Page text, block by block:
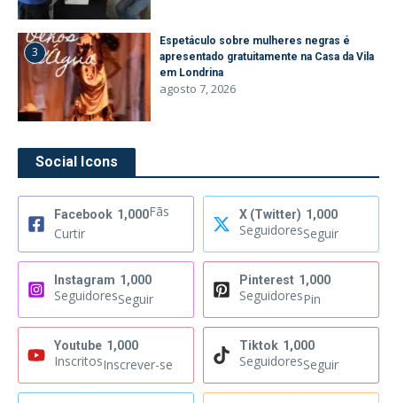
3
Espetáculo sobre mulheres negras é
apresentado gratuitamente na Casa da Vila
em Londrina
agosto 7, 2026
Social Icons
Facebook 1,000Fãs
Curtir
X (Twitter) 1,000
SeguidoresSeguir
Instagram 1,000
SeguidoresSeguir
Pinterest 1,000
SeguidoresPin
Youtube 1,000
InscritosInscrever-se
Tiktok 1,000
SeguidoresSeguir